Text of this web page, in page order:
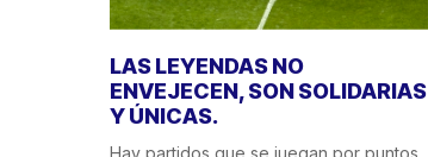
LAS LEYENDAS NO
ENVEJECEN, SON SOLIDARIAS
Y ÚNICAS.
Hay partidos que se juegan por puntos.